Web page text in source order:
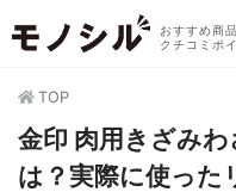
おすすめ商
クチコミポ
TOP
金印 肉用きざみ
は？実際に使った